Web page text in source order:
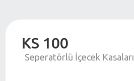
KS 100
Seperatörlü İçecek Kasaları